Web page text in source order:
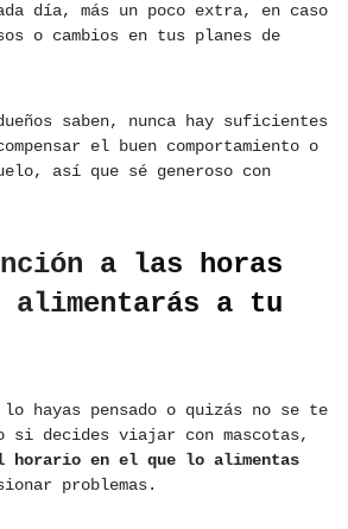
día, más un poco extra, en caso
o cambios en tus planes de
saben, nunca hay suficientes
el buen comportamiento o
así que sé generoso con
a las horas
alimentarás a tu
hayas pensado o quizás no se te
si decides viajar con mascotas,
horario en el que lo alimentas
problemas.